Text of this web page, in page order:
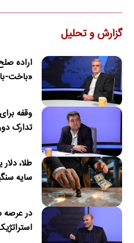
گزارش و تحلیل
اراده
«باخت-
وقفه
تدارک
طلا،
سایه
در عرصه